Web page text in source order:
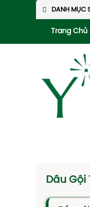
DANH MỤC
Trang Chủ
Dầu Gội